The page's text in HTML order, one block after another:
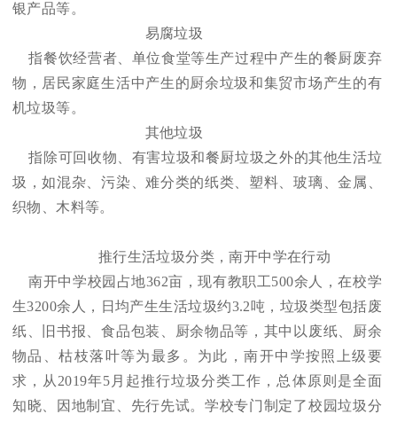
银产品等。
易腐垃圾
指餐饮经营者、单位食堂等生产过程中产生的餐厨废弃
物，居民家庭生活中产生的厨余垃圾和集贸市场产生的有
机垃圾等。
其他垃圾
指除可回收物、有害垃圾和餐厨垃圾之外的其他生活垃
圾，如混杂、污染、难分类的纸类、塑料、玻璃、金属、
织物、木料等。
推行生活垃圾分类，南开中学在行动
南开中学校园占地362亩，现有教职工500余人，在校学
生3200余人，日均产生生活垃圾约3.2吨，垃圾类型包括废
纸、旧书报、食品包装、厨余物品等，其中以废纸、厨余
物品、枯枝落叶等为最多。为此，南开中学按照上级要
求，从2019年5月起推行垃圾分类工作，总体原则是全面
知晓、因地制宜、先行先试。学校专门制定了校园垃圾分